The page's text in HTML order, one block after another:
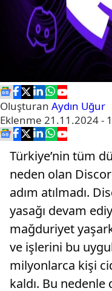
Oluşturan Aydın Uğur
Eklenme 21.11.2024 -
Türkiye’nin tüm
neden olan
adım atılmadı.
yasağı devam
mağduriyet
ve işlerini bu
milyonlarca kişi
kaldı. Bu